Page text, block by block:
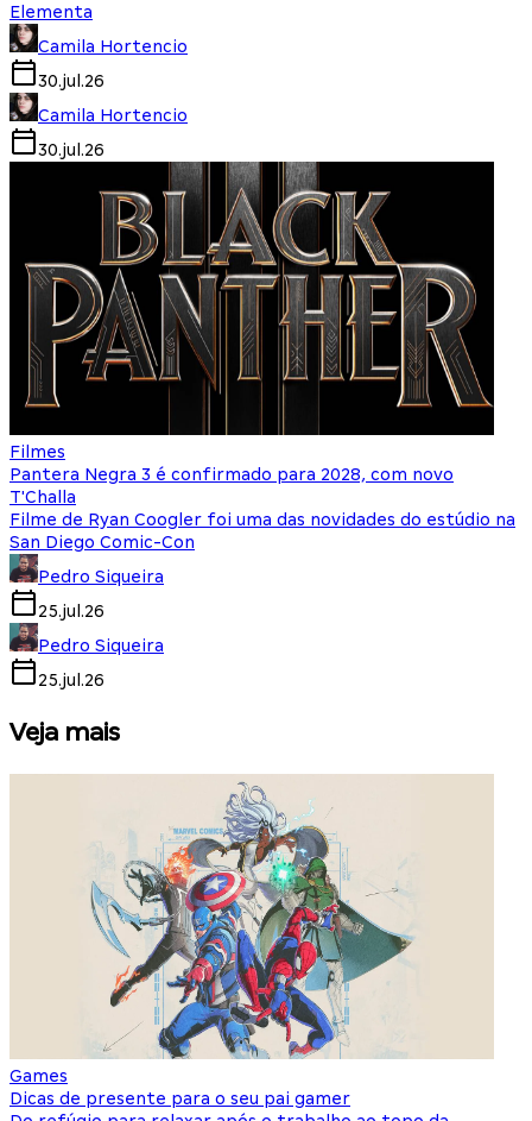
Elementa
Camila Hortencio
30.jul.26
Camila Hortencio
30.jul.26
Filmes
Pantera Negra 3 é confirmado para 2028, com novo
T'Challa
Filme de Ryan Coogler foi uma das novidades do estúdio na
San Diego Comic-Con
Pedro Siqueira
25.jul.26
Pedro Siqueira
25.jul.26
Veja mais
Games
Dicas de presente para o seu pai gamer